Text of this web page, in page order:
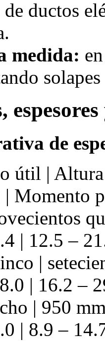
ductos
medida:
solapes
de
útil |
| Momento
| 12.5 –
|
| 16.2 –
| 950
| 8.9 –